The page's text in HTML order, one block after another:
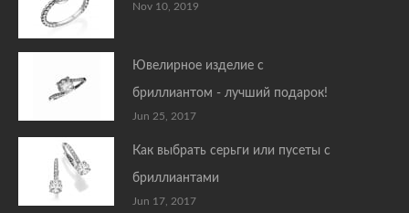
Nov 10, 2019
Ювелирное изделие с
бриллиантом - лучший подарок!
Jun 25, 2017
Как выбрать серьги или пусеты с
бриллиантами
Jun 17, 2017